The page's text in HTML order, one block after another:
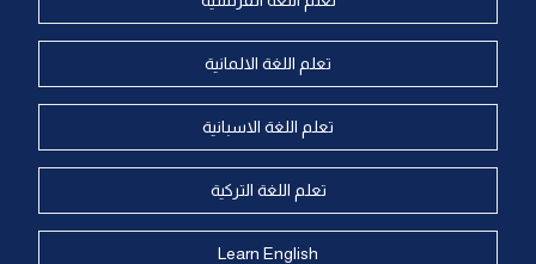
تعلم اللغة الالمانية
تعلم اللغة الاسبانية
تعلم اللغة التركية
Learn English